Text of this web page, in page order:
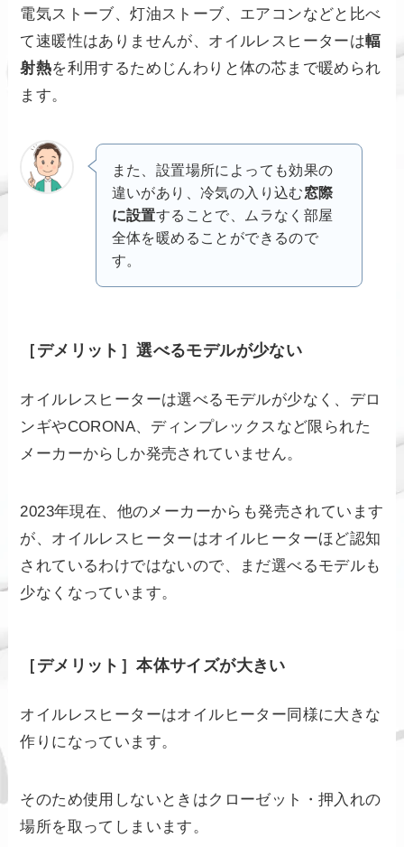
電気ストーブ、灯油ストーブ、エアコンなどと比べ
て速暖性はありませんが、オイルレスヒーターは輻
射熱を利用するためじんわりと体の芯まで暖められ
ます。
また、設置場所によっても効果の
違いがあり、冷気の入り込む窓際
に設置することで、ムラなく部屋
全体を暖めることができるので
す。
［デメリット］選べるモデルが少ない
オイルレスヒーターは選べるモデルが少なく、デロ
ンギやCORONA、ディンプレックスなど限られた
メーカーからしか発売されていません。
2023年現在、他のメーカーからも発売されています
が、オイルレスヒーターはオイルヒーターほど認知
されているわけではないので、まだ選べるモデルも
少なくなっています。
［デメリット］本体サイズが大きい
オイルレスヒーターはオイルヒーター同様に大きな
作りになっています。
そのため使用しないときはクローゼット・押入れの
場所を取ってしまいます。